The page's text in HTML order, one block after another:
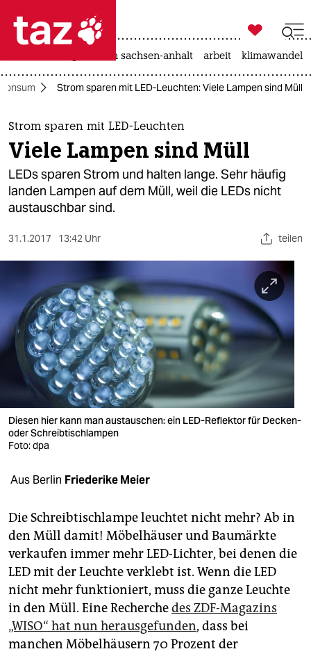
 taz zahl ich
taz zahl ich
themen
politik
öko
sport
berlin
nord
wahrheit
verlag
verlag
shop
fragen & hilfe
unterstützen
abo
genossenschaft
epaper login

taz zahl ich
landtagswahl in sachsen-anhalt arbeit klimawandel
Konsum Strom sparen mit LED-Leuchten: Viele Lampen sind Müll
Strom sparen mit LED-Leuchten
Viele Lampen sind Müll
LEDs sparen Strom und halten lange. Sehr häufig
landen Lampen auf dem Müll, weil die LEDs nicht
austauschbar sind.
31.1.2017 13:42 Uhr teilen
Diesen hier kann man austauschen: ein LED-Reflektor für Decken-
oder Schreibtischlampen
Foto: dpa
Aus Berlin Friederike Meier
Die Schreibtischlampe leuchtet nicht mehr? Ab in
den Müll damit! Möbelhäuser und Baumärkte
verkaufen immer mehr LED-Lichter, bei denen die
LED mit der Leuchte verklebt ist. Wenn die LED
nicht mehr funktioniert, muss die ganze Leuchte
in den Müll. Eine Recherchedes ZDF-Magazins
„WISO“ hat nun her­ausgefunden, dass bei
manchen Möbelhäusern 70 Prozent der